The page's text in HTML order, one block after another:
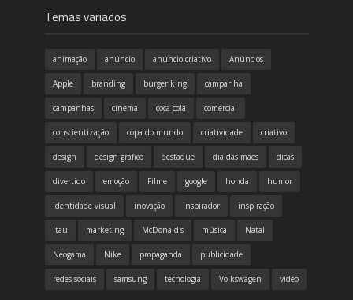
Temas variados
animação anúncio anúncio criativo Anúncios
Apple branding burger king campanha
campanhas cinema coca cola comercial
conscientização copa do mundo criatividade criativo
design design gráfico destaque dia das mães dicas
divertido emoção Filme google honda humor
identidade visual inovação inspirador inspiração
itau marketing McDonald's música Natal
Neogama Nike propaganda publicidade
redes sociais samsung tecnologia Volkswagen vídeo